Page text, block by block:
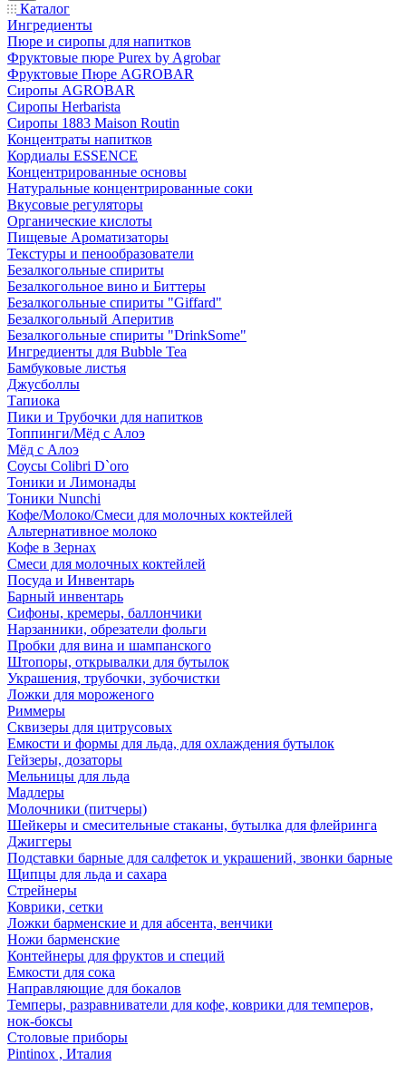
Каталог
Ингредиенты
Пюре и сиропы для напитков
Фруктовые пюре Purex by Agrobar
Фруктовые Пюре AGROBAR
Сиропы AGROBAR
Сиропы Herbarista
Сиропы 1883 Maison Routin
Концентраты напитков
Кордиалы ESSENCE
Концентрированные основы
Натуральные концентрированные соки
Вкусовые регуляторы
Органические кислоты
Пищевые Ароматизаторы
Текстуры и пенообразователи
Безалкогольные спириты
Безалкогольное вино и Биттеры
Безалкогольные спириты "Giffard"
Безалкогольный Аперитив
Безалкогольные спириты "DrinkSome"
Ингредиенты для Bubble Tea
Бамбуковые листья
Джусболлы
Тапиока
Пики и Трубочки для напитков
Топпинги/Мёд с Алоэ
Мёд с Алоэ
Соусы Colibri D`oro
Тоники и Лимонады
Тоники Nunchi
Кофе/Молоко/Смеси для молочных коктейлей
Альтернативное молоко
Кофе в Зернах
Смеси для молочных коктейлей
Посуда и Инвентарь
Барный инвентарь
Сифоны, кремеры, баллончики
Нарзанники, обрезатели фольги
Пробки для вина и шампанского
Штопоры, открывалки для бутылок
Украшения, трубочки, зубочистки
Ложки для мороженого
Риммеры
Сквизеры для цитрусовых
Емкости и формы для льда, для охлаждения бутылок
Гейзеры, дозаторы
Мельницы для льда
Мадлеры
Молочники (питчеры)
Шейкеры и смесительные стаканы, бутылка для флейринга
Джиггеры
Подставки барные для салфеток и украшений, звонки барные
Щипцы для льда и сахара
Стрейнеры
Коврики, сетки
Ложки барменские и для абсента, венчики
Ножи барменские
Контейнеры для фруктов и специй
Емкости для сока
Направляющие для бокалов
Темперы, разравниватели для кофе, коврики для темперов,
нок-боксы
Столовые приборы
Pintinox , Италия